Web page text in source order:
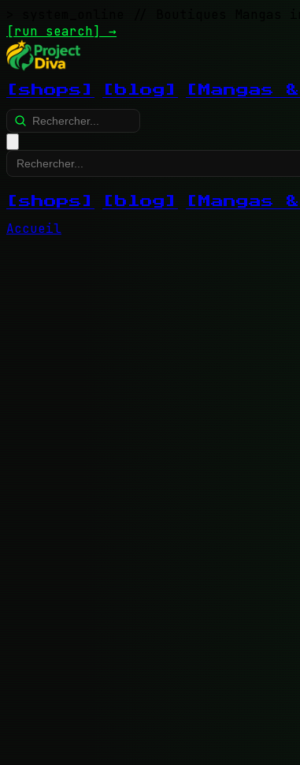
// Boutiques Mangas
[run search] →
[shops] [blog] [Mangas
[shops] [blog] [Mangas
Accueil